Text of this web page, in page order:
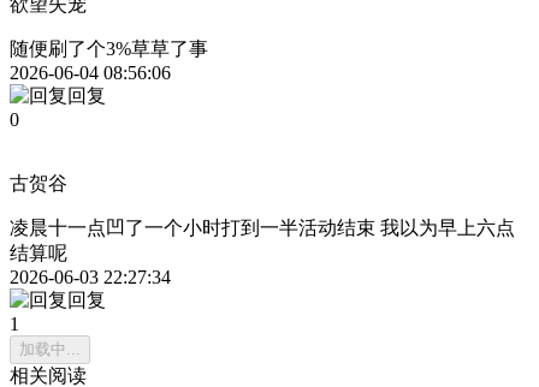
随便刷了个3%草草了事
2026-06-04 08:56:06
回复
0
古贺谷
凌晨十一点凹了一个小时打到一半活动结束 我以为早上六点
结算呢
2026-06-03 22:27:34
回复
1
加载中...
相关阅读